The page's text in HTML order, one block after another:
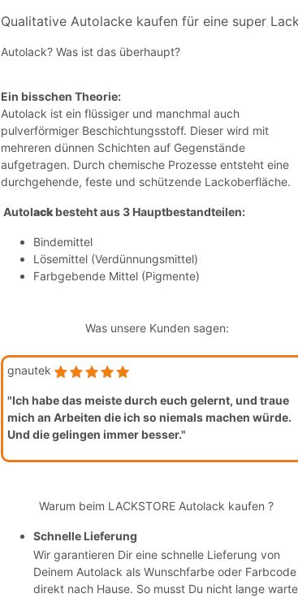
Qualitative Autolacke kaufen für eine super
Autolack? Was ist das überhaupt?
Ein bisschen Theorie:
Autolack ist ein flüssiger und manchmal auch
pulverförmiger Beschichtungsstoff. Dieser wird mit
mehreren dünnen Schichten auf Gegenstände
aufgetragen. Durch chemische Prozesse entsteht eine
durchgehende, feste und schützende Lackoberfläche.
Autolackbesteht aus 3 Hauptbestandteilen:
Bindemittel
Lösemittel (Verdünnungsmittel)
Farbgebende Mittel (Pigmente)
Was unsere Kunden sagen:
gnautek
"Ich habe das meiste durch euch gelernt, und traue
mich an Arbeiten die ich so niemals machen würde.
Und die gelingen immer besser."
Warum beim LACKSTORE Autolack kaufen ?
Schnelle Lieferung
Wir garantieren Dir eine schnelle Lieferung von
Deinem Autolack als Wunschfarbe oder Farbcode
direkt nach Hause. So musst Du nicht lange